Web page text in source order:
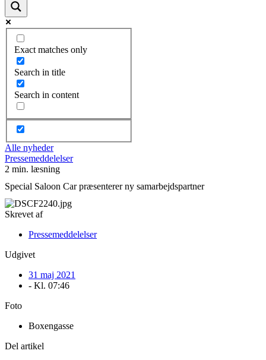
Exact matches only
Search in title
Search in content
Alle nyheder
Pressemeddelelser
2 min. læsning
Special Saloon Car præsenterer ny samarbejdspartner
Skrevet af
Pressemeddelelser
Udgivet
31 maj 2021
- Kl. 07:46
Foto
Boxengasse
Del artikel